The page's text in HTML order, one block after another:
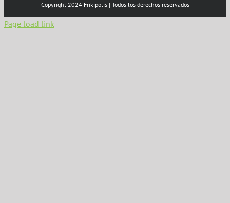
Copyright 2024 Frikipolis | Todos los derechos reservados
Page load link